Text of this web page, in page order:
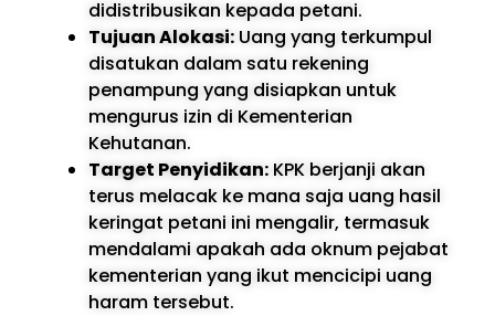
didistribusikan kepada petani.
Tujuan Alokasi: Uang yang terkumpul
disatukan dalam satu rekening
penampung yang disiapkan untuk
mengurus izin di Kementerian
Kehutanan.
Target Penyidikan: KPK berjanji akan
terus melacak ke mana saja uang hasil
keringat petani ini mengalir, termasuk
mendalami apakah ada oknum pejabat
kementerian yang ikut mencicipi uang
haram tersebut.